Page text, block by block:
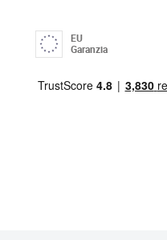
EU
Garanzia